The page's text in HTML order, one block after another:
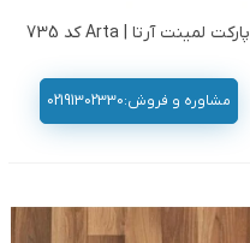
پارکت لمینت آرتا | Arta کد 735
مشاوره و فروش:02191302330